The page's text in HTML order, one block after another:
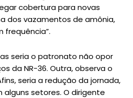
cobertura para novas
dos vazamentos de amônia,
frequência”.
seria o patronato não opor
da NR-36. Outra, observa o
seria a redução da jornada,
setores. O dirigente